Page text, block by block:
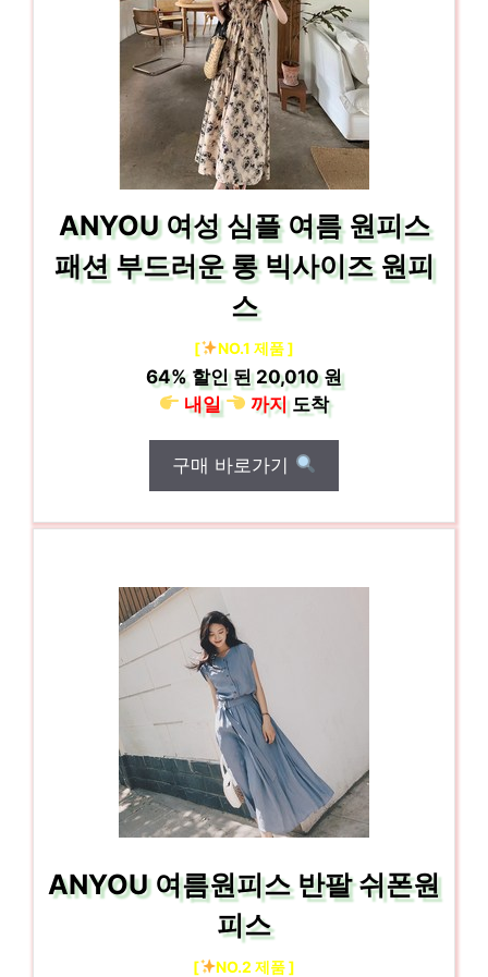
ANYOU 여성 심플 여름 원피스
패션 부드러운 롱 빅사이즈 원피
스
[ NO.1 제품 ]
64% 할인 된20,010 원
내일
까지도착
구매 바로가기
ANYOU 여름원피스 반팔 쉬폰원
피스
[ NO.2 제품 ]